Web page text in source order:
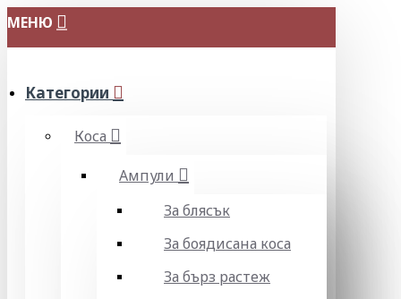
МЕНЮ
Категории
Коса
Ампули
За блясък
За боядисана коса
За бърз растеж